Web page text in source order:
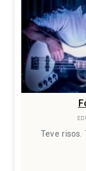
Teve risos.